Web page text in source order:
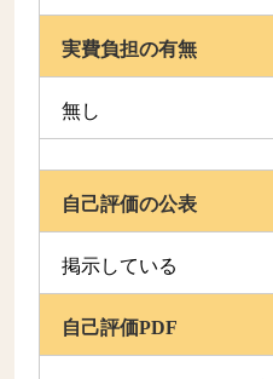
実費負担の有無
無し
自己評価の公表
掲示している
自己評価PDF